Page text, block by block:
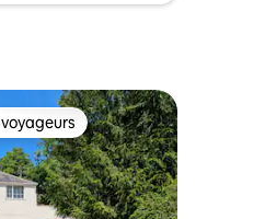
parmi les plus aimés